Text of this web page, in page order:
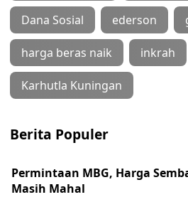
Dana Sosial ederson
harga beras naik inkrah
Karhutla Kuningan
Berita Populer
Permintaan MBG, Harga
Masih Mahal